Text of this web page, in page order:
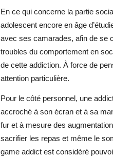
En ce qui concerne la partie
adolescent encore en âge
avec ses camarades, afin de se
troubles du comportement en
de cette addiction. À force de
attention particulière.
Pour le côté personnel, une
accroché à son écran et à sa
fur et à mesure des
sacrifier les repas et même le
game addict est considéré